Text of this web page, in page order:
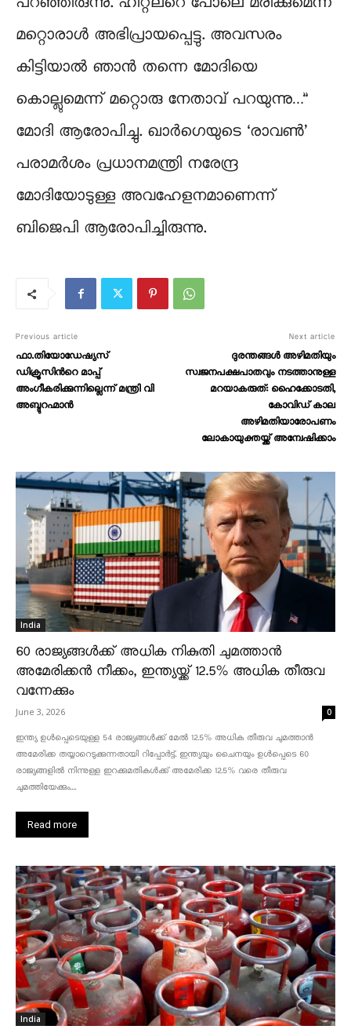
മറ്റൊരാൾ അഭിപ്രായപ്പെട്ടു. അവസരം
കിട്ടിയാൽ ഞാൻ തന്നെ മോദിയെ
കൊല്ലുമെന്ന് മറ്റൊരു നേതാവ് പറയുന്നു…”
മോദി ആരോപിച്ചു. ഖാർഗെയുടെ ‘രാവൺ’
പരാമർശം പ്രധാനമന്ത്രി നരേന്ദ്ര
മോദിയോടുള്ള അവഹേളനമാണെന്ന്
ബിജെപി ആരോപിച്ചിരുന്നു.
Previous article
ഫാ.തിയോഡേഷ്യസ്
ഡിക്രൂസിന്‍റെ മാപ്പ്
അംഗീകരിക്കുന്നില്ലെന്ന് മന്ത്രി വി
അബ്ദുറഹ്മാന്‍
Next article
ദുരന്തങ്ങൾ അഴിമതിയും
സ്വജനപക്ഷപാതവും നടത്താനുള്ള
മറയാകരുത്: ഹൈക്കോടതി,
കോവിഡ് കാല
അഴിമതിയാരോപണം
ലോകായുക്തയ്ക്ക് അന്വേഷിക്കാം
India
60 രാജ്യങ്ങൾക്ക് അധിക നികുതി ചുമത്താൻ
അമേരിക്കൻ നീക്കം, ഇന്ത്യയ്ക്ക് 12.5% അധിക തീരുവ
വന്നേക്കും
June 3, 2026 0
ഇന്ത്യ ഉൾപ്പെടെയുള്ള 54 രാജ്യങ്ങൾക്ക് മേൽ 12.5% അധിക തീരുവ ചുമത്താൻ
അമേരിക്ക തയ്യാറെടുക്കുന്നതായി റിപ്പോർട്ട്. ഇന്ത്യയും ചൈനയും ഉൾപ്പെടെ 60
രാജ്യങ്ങളിൽ നിന്നുള്ള ഇറക്കുമതികൾക്ക് അമേരിക്ക 12.5% ​​വരെ തീരുവ
ചുമത്തിയേക്കും....
Read more
India